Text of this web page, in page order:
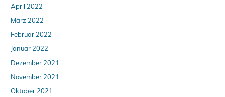
April 2022
März 2022
Februar 2022
Januar 2022
Dezember 2021
November 2021
Oktober 2021